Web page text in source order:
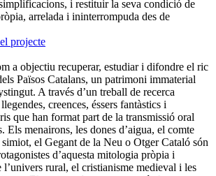
i restituir la seva condició de
arrelada i ininterrompuda des de
projecte
a objectiu recuperar, estudiar i difondre el ric
Països Catalans, un patrimoni immaterial
A través d’un treball de recerca
creences, éssers fantàstics i
que han format part de la transmissió oral
Els menairons, les dones d’aigua, el comte
el Gegant de la Neu o Otger Cataló són
d’aquesta mitologia pròpia i
l’univers rural, el cristianisme medieval i les